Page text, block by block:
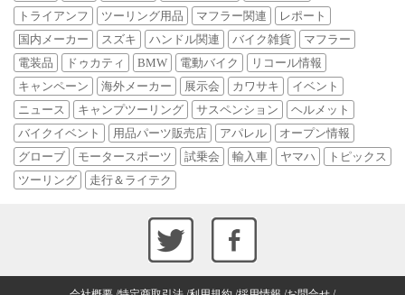
トライアンフ
ツーリング用品 マフラー関連
レポート
国内メーカー
スズキ ハンドル関連 バイク雑貨
マフラー
電装品
ドゥカティ BMW 電動バイク
リコール情報
キャンペーン
海外メーカー 展示会 カワサキ
イベント
ニュース
キャンプツーリング サスペンション
ヘルメット
バイクイベント
用品パーツ販売店 アパレル
オープン情報
グローブ
モータースポーツ 試乗会 輸入車 ヤマハ
トピックス
ツーリング
走行＆ライテク